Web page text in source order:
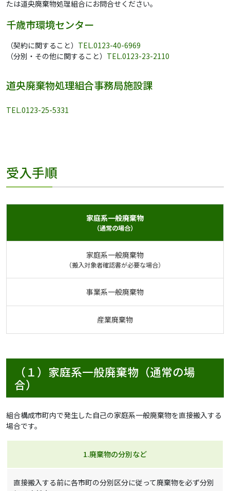
たは道央廃棄物処理組合にお問合せください。
千歳市環境センター
（契約に関すること） TEL.0123-40-6969
（分別・その他に関すること） TEL.0123-23-2110
道央廃棄物処理組合事務局施設課
TEL.0123-25-5331
受入手順
家庭系一般廃棄物
（通常の場合）
家庭系一般廃棄物
（搬入対象者確認書が必要な場合）
事業系一般廃棄物
産業廃棄物
（１）家庭系一般廃棄物（通常の場
合）
組合構成市町内で発生した自己の家庭系一般廃棄物を直接搬入する
場合です。
1.廃棄物の分別など
直接搬入する前に各市町の分別区分に従って廃棄物を必ず分別